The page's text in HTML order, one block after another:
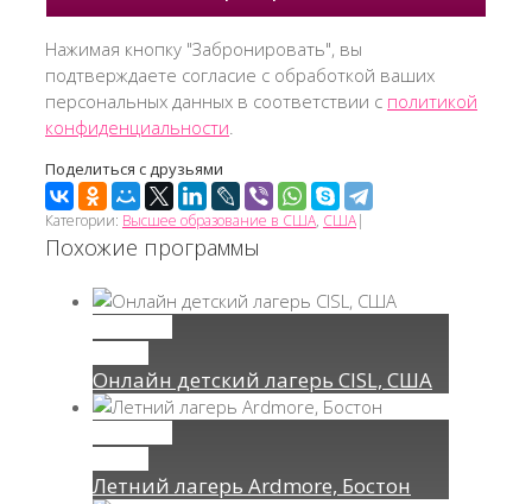
Нажимая кнопку "Забронировать", вы
подтверждаете согласие с обработкой ваших
персональных данных в соответствии с политикой
конфиденциальности.
Поделиться с друзьями
Категории: Высшее образование в США, США|
Похожие программы
Онлайн детский лагерь CISL, США
Летний лагерь Ardmore, Бостон